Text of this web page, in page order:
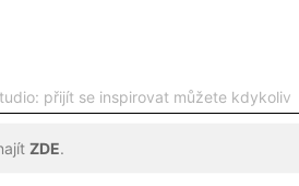
přijít se inspirovat můžete kdykoliv
ZDE.